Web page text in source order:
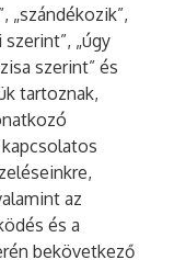
„szándékozik”,
szerint”, „úgy
szerint” és
tartoznak,
az
és a
bekövetkező